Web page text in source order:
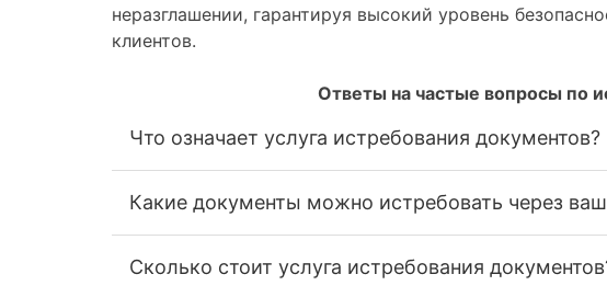
неразглашении, гарантируя высокий уровень
клиентов.
Ответы на частые вопросы по
Что означает услуга истребования документов?
Какие документы можно истребовать через
Сколько стоит услуга истребования